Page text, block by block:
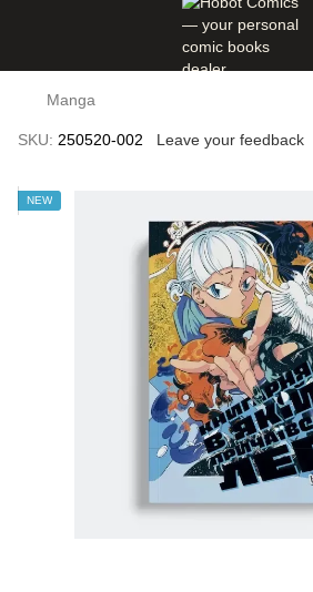
Manga
SKU: 250520-002 Leave your feedback
NEW